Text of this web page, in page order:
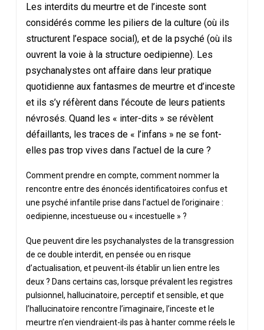
Les interdits du meurtre et de l’inceste sont
considérés comme les piliers de la culture (où ils
structurent l’espace social), et de la psyché (où ils
ouvrent la voie à la structure oedipienne). Les
psychanalystes ont affaire dans leur pratique
quotidienne aux fantasmes de meurtre et d’inceste
et ils s’y réfèrent dans l’écoute de leurs patients
névrosés. Quand les « inter-dits » se révèlent
défaillants, les traces de « l’infans » ne se font-
elles pas trop vives dans l’actuel de la cure ?
Comment prendre en compte, comment nommer la
rencontre entre des énoncés identificatoires confus et
une psyché infantile prise dans l’actuel de l’originaire :
oedipienne, incestueuse ou « incestuelle » ?
Que peuvent dire les psychanalystes de la transgression
de ce double interdit, en pensée ou en risque
d’actualisation, et peuvent-ils établir un lien entre les
deux ? Dans certains cas, lorsque prévalent les registres
pulsionnel, hallucinatoire, perceptif et sensible, et que
l’hallucinatoire rencontre l’imaginaire, l’inceste et le
meurtre n’en viendraient-ils pas à hanter comme réels le